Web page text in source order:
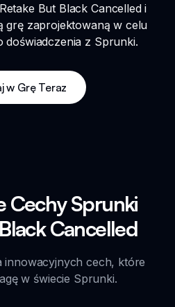
But Black Cancelled i
grę zaprojektowaną w celu
doświadczenia z Sprunki.
w Grę Teraz
Cechy Sprunki
Cancelled
innowacyjnych cech, które
w świecie Sprunki.